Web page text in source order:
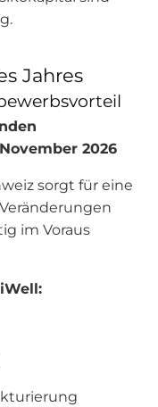
Jahres
2026
sorgt für eine
im Voraus